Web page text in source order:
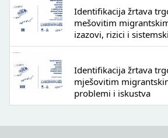
Identifikacija žrtava
mešovitim
izazovi, rizici i
Identifikacija žrtava
mješovitim
problemi i iskustva